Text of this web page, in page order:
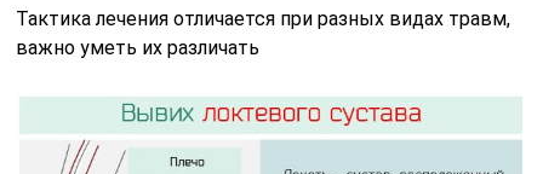
Тактика лечения отличается при разных видах травм,
важно уметь их различать